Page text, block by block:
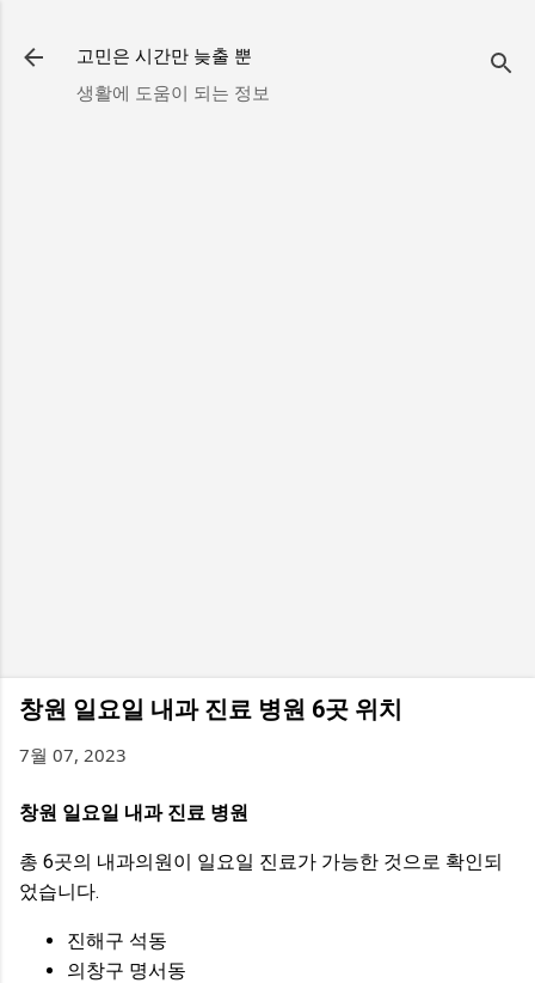
고민은 시간만 늦출 뿐
생활에 도움이 되는 정보
창원 일요일 내과 진료 병원 6곳 위치
7월 07, 2023
창원 일요일 내과 진료 병원
총 6곳의 내과의원이 일요일 진료가 가능한 것으로 확인되
었습니다.
진해구 석동
의창구 명서동